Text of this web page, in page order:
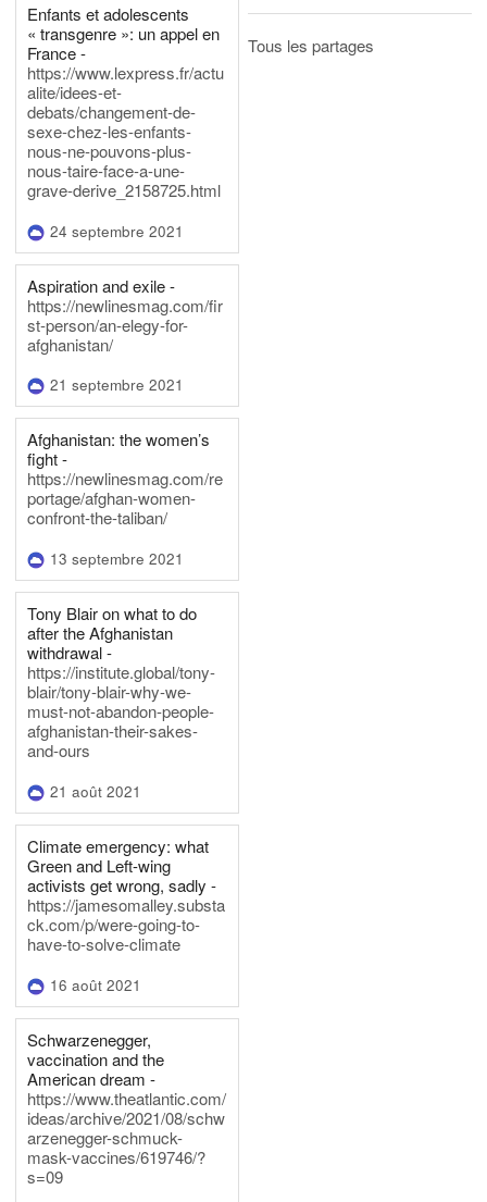
Enfants et adolescents
« transgenre »: un appel en
France -
https://www.lexpress.fr/actu
alite/idees-et-
debats/changement-de-
sexe-chez-les-enfants-
nous-ne-pouvons-plus-
nous-taire-face-a-une-
grave-derive_2158725.html
24 septembre 2021
Aspiration and exile -
https://newlinesmag.com/fir
st-person/an-elegy-for-
afghanistan/
21 septembre 2021
Afghanistan: the women’s
fight -
https://newlinesmag.com/re
portage/afghan-women-
confront-the-taliban/
13 septembre 2021
Tony Blair on what to do
after the Afghanistan
withdrawal -
https://institute.global/tony-
blair/tony-blair-why-we-
must-not-abandon-people-
afghanistan-their-sakes-
and-ours
21 août 2021
Climate emergency: what
Green and Left-wing
activists get wrong, sadly -
https://jamesomalley.substa
ck.com/p/were-going-to-
have-to-solve-climate
16 août 2021
Schwarzenegger,
vaccination and the
American dream -
https://www.theatlantic.com/
ideas/archive/2021/08/schw
arzenegger-schmuck-
mask-vaccines/619746/?
s=09
Tous les partages